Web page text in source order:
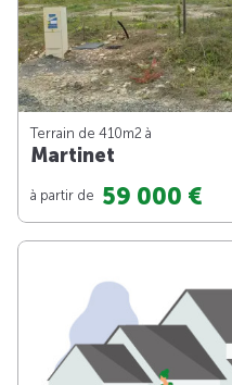
Terrain de 410m2 à
Martinet
à partir de 59 000 €